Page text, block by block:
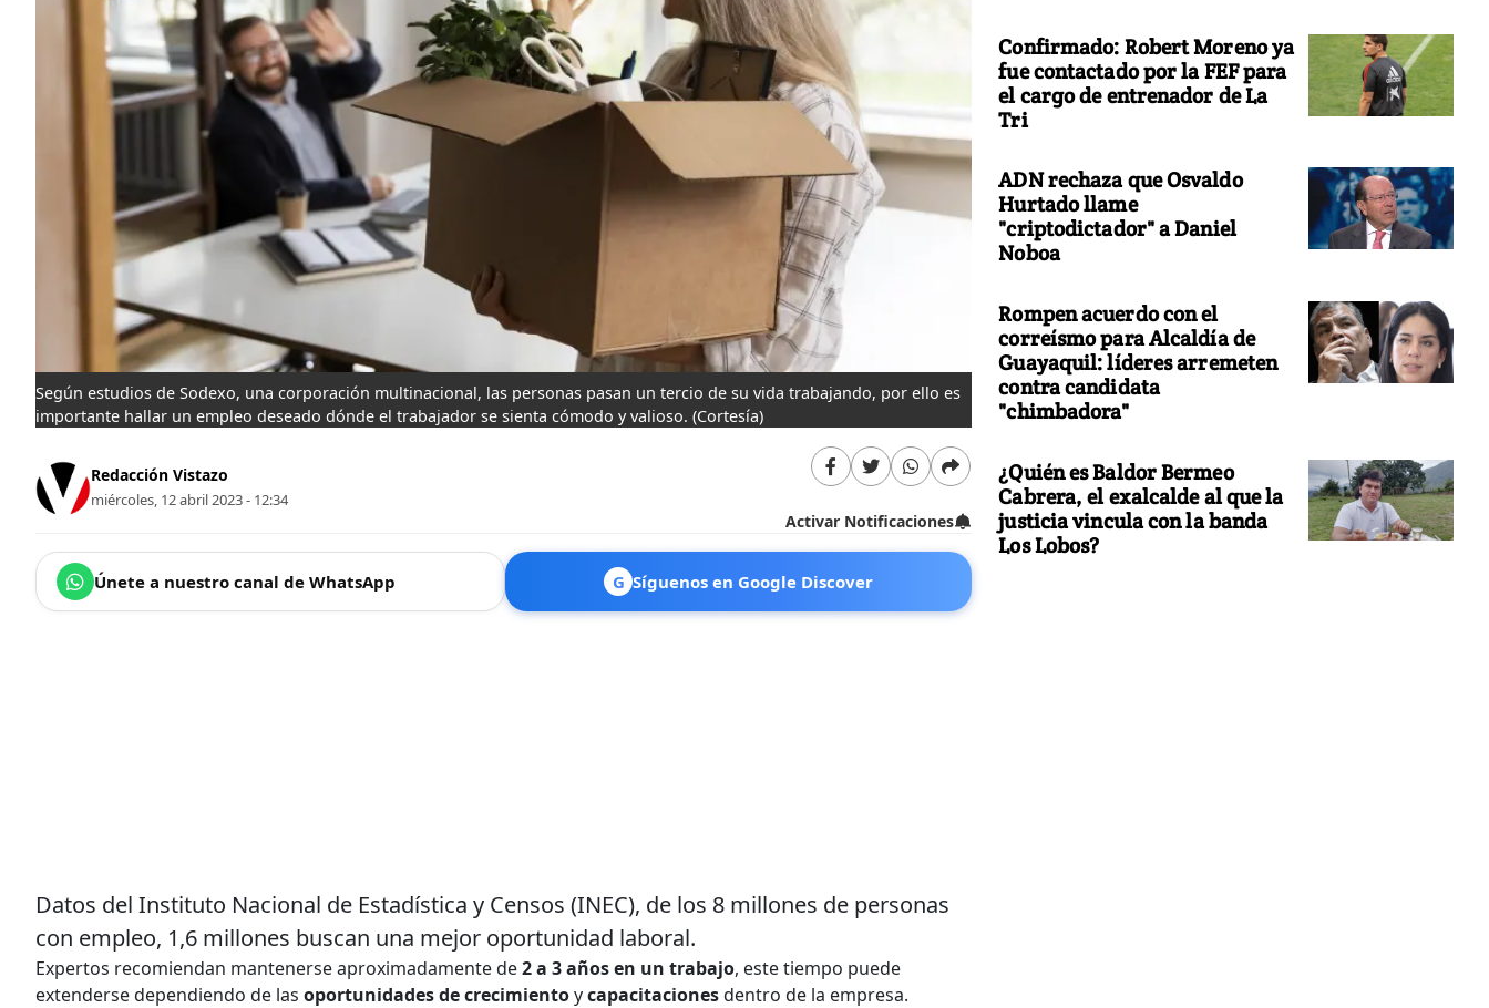
Según estudios de Sodexo, una corporación multinacional, las personas pasan un tercio de su vida trabajando, por ello es
importante hallar un empleo deseado dónde el trabajador se sienta cómodo y valioso. (Cortesía)
Redacción Vistazo
miércoles, 12 abril 2023 - 12:34
Activar Notificaciones
Únete a nuestro canal de WhatsApp G Síguenos en Google Discover
Datos del Instituto Nacional de Estadística y Censos (INEC), de los 8 millones de personas
con empleo, 1,6 millones buscan una mejor oportunidad laboral.
Expertos recomiendan mantenerse aproximadamente de2 a 3 años en un trabajo, este tiempo puede
extenderse dependiendo de las oportunidades de crecimientoycapacitacionesdentro de la empresa.
Confirmado: Robert Moreno ya
fue contactado por la FEF para
el cargo de entrenador de La
Tri
ADN rechaza que Osvaldo
Hurtado llame
"criptodictador" a Daniel
Noboa
Rompen acuerdo con el
correísmo para Alcaldía de
Guayaquil: líderes arremeten
contra candidata
"chimbadora"
¿Quién es Baldor Bermeo
Cabrera, el exalcalde al que la
justicia vincula con la banda
Los Lobos?